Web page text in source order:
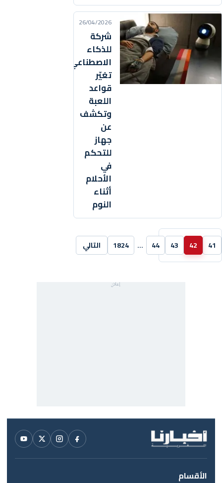
26/04/2026
شركة
للذكاء
الاصطناعي
تغيّر
قواعد
اللعبة
وتكشف
عن
جهاز
للتحكم
في
الأحلام
أثناء
النوم
41
42
43
44
…
1824 التالي
الأقسام